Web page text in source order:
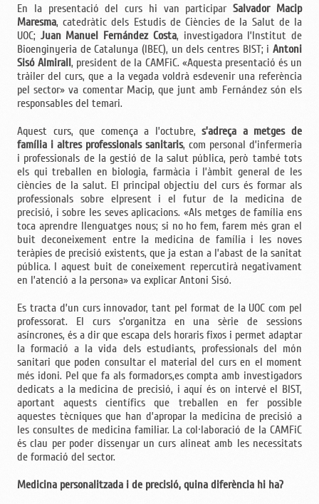
En la presentació del curs hi van participarSalvador Macip
Maresma, catedràtic dels Estudis de Ciències de la Salut de la
UOC; Juan Manuel Fernández Costa, investigadora l’Institut de
Bioenginyeria de Catalunya (IBEC), un dels centres BIST; i Antoni
Sisó Almirall, president de la CAMFiC. «Aquesta presentació és un
tràiler del curs, que a la vegada voldrà esdevenir una referència
pel sector» va comentar Macip, que junt amb Fernández són els
responsables del temari.
Aquest curs, que comença a l’octubre,s’adreça a metges de
família i altres professionals sanitaris, com personal d’infermeria
i professionals de la gestió de la salut pública, però també tots
els qui treballen en biologia, farmàcia i l’àmbit general de les
ciències de la salut. El principal objectiu del curs és formar als
professionals sobre elpresent i el futur de la medicina de
precisió, i sobre les seves aplicacions. «Als metges de família ens
toca aprendre llenguatges nous; si no ho fem, farem més gran el
buit deconeixement entre la medicina de família i les noves
teràpies de precisió existents, que ja estan a l’abast de la sanitat
pública. I aquest buit de coneixement repercutirà negativament
en l’atenció a la persona» va explicar Antoni Sisó.
Es tracta d’un curs innovador, tant pel format de la UOC com pel
professorat. El curs s’organitza en una sèrie de sessions
asíncrones, és a dir que escapa dels horaris fixos i permet adaptar
la formació a la vida dels estudiants, professionals del món
sanitari que poden consultar el material del curs en el moment
més idoni. Pel que fa als formadors,es compta amb investigadors
dedicats a la medicina de precisió, i aquí és on intervé el BIST,
aportant aquests científics que treballen en fer possible
aquestes tècniques que han d’apropar la medicina de precisió a
les consultes de medicina familiar. La col·laboració de la CAMFiC
és clau per poder dissenyar un curs alineat amb les necessitats
de formació del sector.
Medicina personalitzada i de precisió, quina diferència hi ha?